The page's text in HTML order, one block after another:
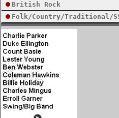
British Rock
Folk/Country/Traditional/